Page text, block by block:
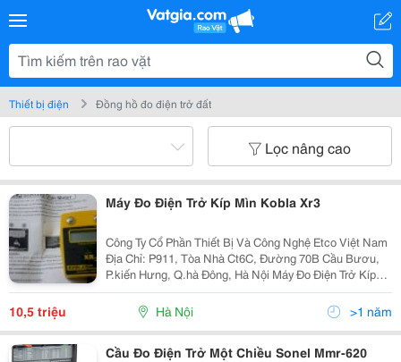
Thiết bị điện Đồng hồ đo điện trở đất
Lọc nâng cao
Máy Đo Điện Trở Kíp Mìn Kobla Xr3
Công Ty Cổ Phần Thiết Bị Và Công Nghệ Etco Việt Nam
Địa Chỉ: P911, Tòa Nhà Ct6C, Đường 70B Cầu Bươu,
P.kiến Hưng, Q.hà Đông, Hà Nội Máy Đo Điện Trở Kíp
Mìn Kobla Xr3 Hãng Sản Xuất: Kobla Xuất Xứ: Hàn
10,5 triệu Hà Nội >1 năm
Cầu Đo Điện Trở Một Chiều Sonel Mmr-620